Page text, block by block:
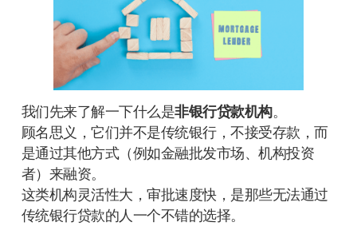
我们先来了解一下什么是非银行贷款机构。
顾名思义，它们并不是传统银行，不接受存款，而
是通过其他方式（例如金融批发市场、机构投资
者）来融资。
这类机构灵活性大，审批速度快，是那些无法通过
传统银行贷款的人一个不错的选择。